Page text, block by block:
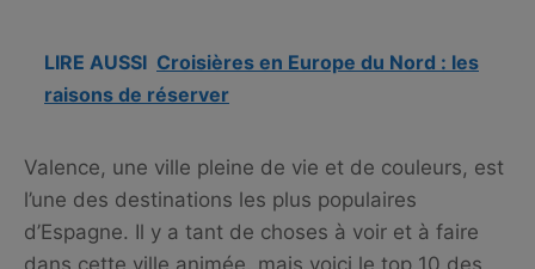
LIRE AUSSI Croisières en Europe du Nord : les
raisons de réserver
Valence, une ville pleine de vie et de couleurs, est
l’une des destinations les plus populaires
d’Espagne. Il y a tant de choses à voir et à faire